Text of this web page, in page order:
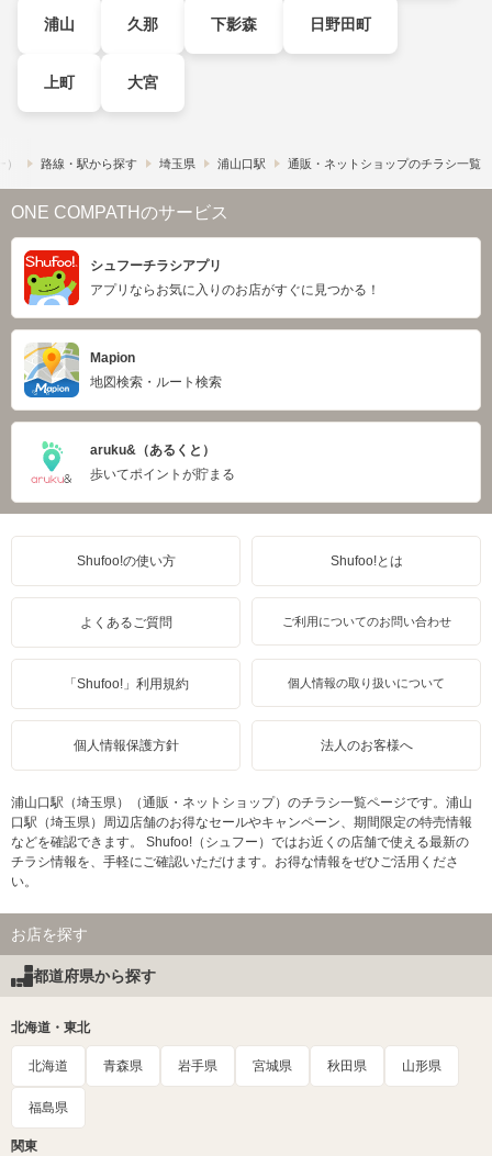
浦山 久那 下影森 日野田町
上町 大宮
路線・駅から探す 埼玉県 浦山口駅 通販・ネットショップのチラシ一覧
ONE COMPATHのサービス
シュフーチラシアプリ
アプリならお気に入りのお店がすぐに見つかる！
Mapion
地図検索・ルート検索
aruku&（あるくと）
歩いてポイントが貯まる
Shufoo!の使い方 Shufoo!とは
よくあるご質問 ご利用についてのお問い合わせ
「Shufoo!」利用規約 個人情報の取り扱いについて
個人情報保護方針 法人のお客様へ
浦山口駅（埼玉県）（通販・ネットショップ）のチラシ一覧ページです。浦山
口駅（埼玉県）周辺店舗のお得なセールやキャンペーン、期間限定の特売情報
などを確認できます。 Shufoo!（シュフー）ではお近くの店舗で使える最新の
チラシ情報を、手軽にご確認いただけます。お得な情報をぜひご活用くださ
い。
お店を探す
都道府県から探す
北海道・東北
北海道 青森県 岩手県 宮城県 秋田県 山形県
福島県
関東